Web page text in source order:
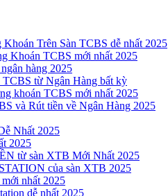
Trên Sàn TCBS dễ nhất 2025
Khoán TCBS mới nhất 2025
hàng 2025
từ Ngân Hàng bất kỳ
khoán TCBS mới nhất 2025
và Rút tiền về Ngân Hàng 2025
Nhất 2025
2025
từ sàn XTB Mới Nhất 2025
của sàn XTB 2025
nhất 2025
dễ nhất 2025